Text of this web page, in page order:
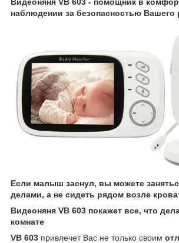
Видеоняня VB 603 - помощник в
наблюдении за безопасностью Вашего
Если малыш заснул, вы можете
делами, а не сидеть рядом возле
Видеоняня VB 603 покажет все, что
комнате
VB 603 привлечет Вас не только своим